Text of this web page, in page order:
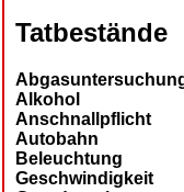
Tatbestände
Alkohol
Anschnallpflicht
Autobahn
Beleuchtung
Geschwindigkeit